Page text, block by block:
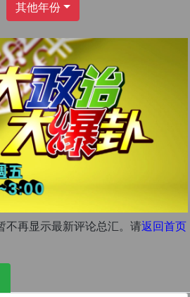
其他年份
不再显示最新评论总汇。请返回首页